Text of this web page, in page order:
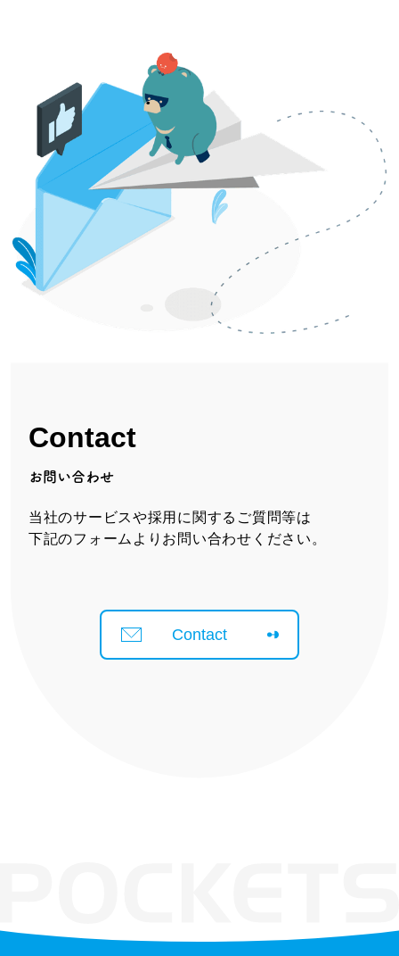
Contact
お問い合わせ
当社のサービスや採用に関するご質問等は
下記のフォームよりお問い合わせください。
Contact